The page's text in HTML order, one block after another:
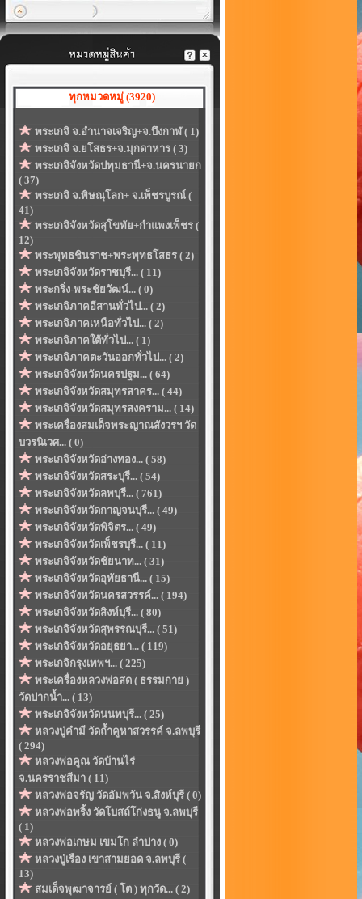
ทุกหมวดหมู่ (3920)
พระเกจิ จ.อำนาจเจริญ+จ.บึงกาฬ ( 1)
พระเกจิ จ.ยโสธร+จ.มุกดาหาร ( 3)
พระเกจิจังหวัดปทุมธานี+จ.นครนายก
( 37)
พระเกจิ จ.พิษณุโลก+ จ.เพ็ชรบูรณ์ (
41)
พระเกจิจังหวัดสุโขทัย+กำแพงเพ็ชร (
12)
พระพุทธชินราช+พระพุทธโสธร ( 2)
พระเกจิจังหวัดราชบุรี... ( 11)
พระกริ่ง-พระชัยวัฒน์... ( 0)
พระเกจิภาคอีสานทั่วไป... ( 2)
พระเกจิภาคเหนือทั่วไป... ( 2)
พระเกจิภาคใต้ทั่วไป... ( 1)
พระเกจิภาคตะวันออกทั่วไป... ( 2)
พระเกจิจังหวัดนครปฐม... ( 64)
พระเกจิจังหวัดสมุทรสาคร... ( 44)
พระเกจิจังหวัดสมุทรสงคราม... ( 14)
พระเครื่องสมเด็จพระญาณสังวรฯ วัด
บวรนิเวศ... ( 0)
พระเกจิจังหวัดอ่างทอง... ( 58)
พระเกจิจังหวัดสระบุรี... ( 54)
พระเกจิจังหวัดลพบุรี... ( 761)
พระเกจิจังหวัดกาญจนบุรี... ( 49)
พระเกจิจังหวัดพิจิตร... ( 49)
พระเกจิจังหวัดเพ็ชรบุรี... ( 11)
พระเกจิจังหวัดชัยนาท... ( 31)
พระเกจิจังหวัดอุทัยธานี... ( 15)
พระเกจิจังหวัดนครสวรรค์... ( 194)
พระเกจิจังหวัดสิงห์บุรี... ( 80)
พระเกจิจังหวัดสุพรรณบุรี... ( 51)
พระเกจิจังหวัดอยุธยา... ( 119)
พระเกจิกรุงเทพฯ... ( 225)
พระเครื่องหลวงพ่อสด ( ธรรมกาย )
วัดปากน้ำ... ( 13)
พระเกจิจังหวัดนนทบุรี... ( 25)
หลวงปู่คำมี วัดถ้ำคูหาสวรรค์ จ.ลพบุรี
( 294)
หลวงพ่อคูณ วัดบ้านไร่
จ.นครราชสีมา ( 11)
หลวงพ่อจรัญ วัดอัมพวัน จ.สิงห์บุรี ( 0)
หลวงพ่อพริ้ง วัดโบสถ์โก่งธนู จ.ลพบุรี
( 1)
หลวงพ่อเกษม เขมโก ลำปาง ( 0)
หลวงปู่เรือง เขาสามยอด จ.ลพบุรี (
13)
สมเด็จพุฒาจารย์ ( โต ) ทุกวัด... ( 2)